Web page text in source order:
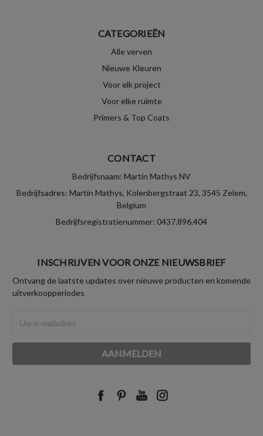
CATEGORIEËN
Alle verven
Nieuwe Kleuren
Voor elk project
Voor elke ruimte
Primers & Top Coats
CONTACT
Bedrijfsnaam: Martin Mathys NV
Bedrijfsadres: Martin Mathys, Kolenbergstraat 23, 3545 Zelem,
Belgium
Bedrijfsregistratienummer: 0437.896.404
INSCHRIJVEN VOOR ONZE NIEUWSBRIEF
Ontvang de laatste updates over nieuwe producten en komende
uitverkoopperiodes
mailadres